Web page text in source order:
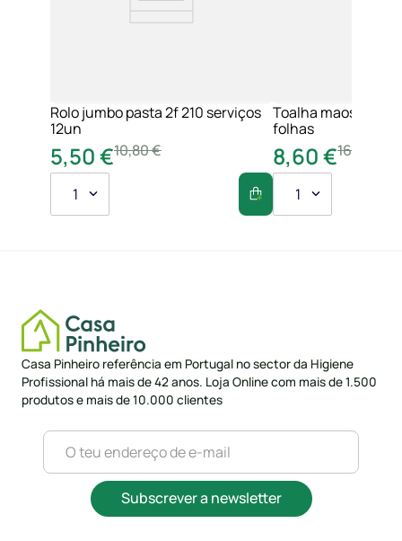
Rolo jumbo pasta 2f 210 serviços
12un
10,80€
5,50€
1
Toalha maos 2f
folhas
16
8,60€
1
Casa Pinheiro referência em Portugal no sector da Higiene
Profissional há mais de 42 anos. Loja Online com mais de 1.500
produtos e mais de 10.000 clientes
Subscrever a newsletter